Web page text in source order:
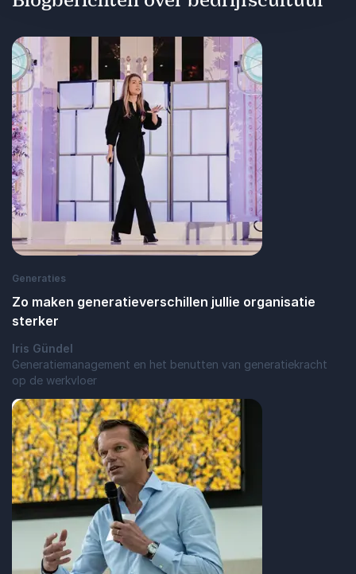
Generaties
Zo maken generatieverschillen jullie organisatie
sterker
Iris Gündel
Generatiemanagement en het benutten van generatiekracht
op de werkvloer
Lees blogbericht: Zo maken generatieverschillen jullie